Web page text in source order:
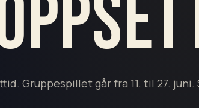
Gruppespillet går fra 11. til 27.